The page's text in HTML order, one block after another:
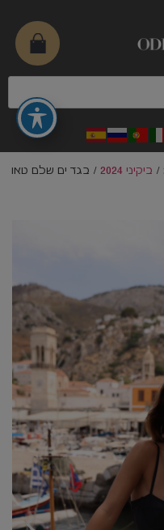
/ ביקיני 2024
/ בגד ים שלם טאו